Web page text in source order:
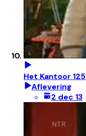
Het Kantoor 125
Aflevering
2 dec 13